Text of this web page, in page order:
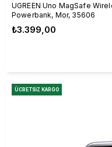
UGREEN Uno MagSafe
Powerbank, Mor, 35606
₺3.399,00
ÜCRETSIZ KARGO